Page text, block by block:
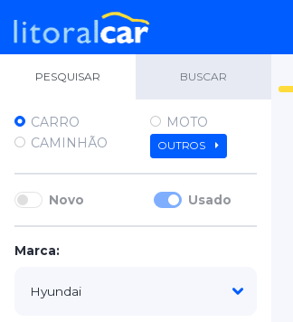
PESQUISAR BUSCAR
CARRO
MOTO
CAMINHÃO
OUTROS
Novo Usado
Marca: